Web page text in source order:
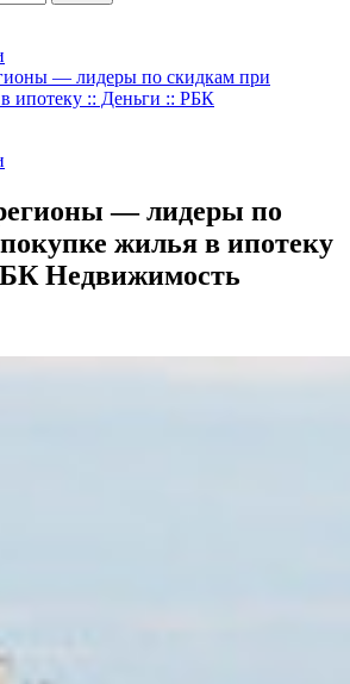
— лидеры по скидкам при
ипотеку :: Деньги :: РБК
— лидеры по
жилья в ипотеку
Недвижимость